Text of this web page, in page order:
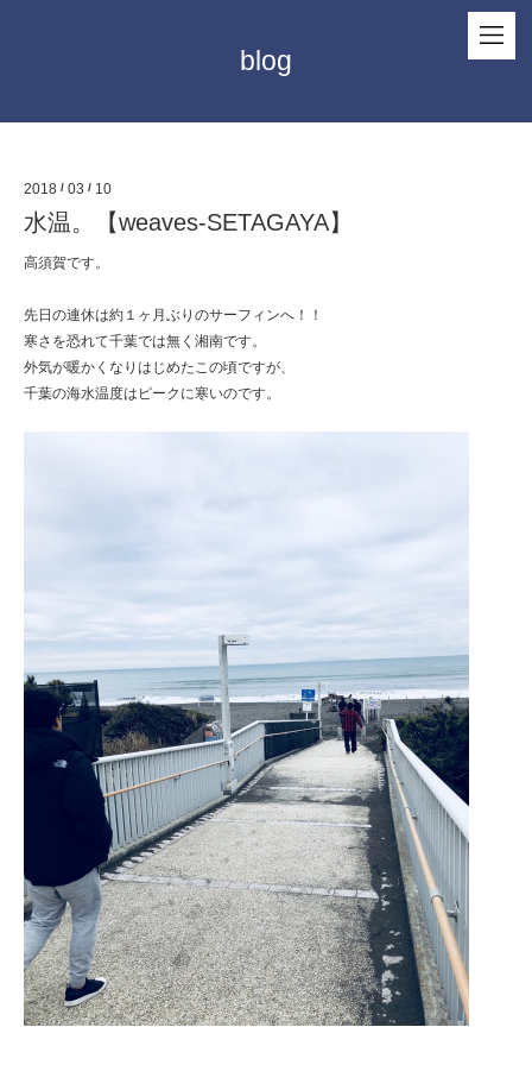
blog
2018 / 03 / 10
水温。【weaves-SETAGAYA】
高須賀です。
先日の連休は約１ヶ月ぶりのサーフィンへ！！
寒さを恐れて千葉では無く湘南です。
外気が暖かくなりはじめたこの頃ですが、
千葉の海水温度はピークに寒いのです。